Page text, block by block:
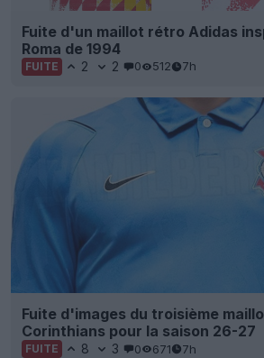
Fuite d'un maillot rétro Adidas
Roma de 1994
FUITE 2 2 0 512 7h
Fuite d'images du troisième
Corinthians pour la saison 26-27
FUITE 8 3 0 671 7h